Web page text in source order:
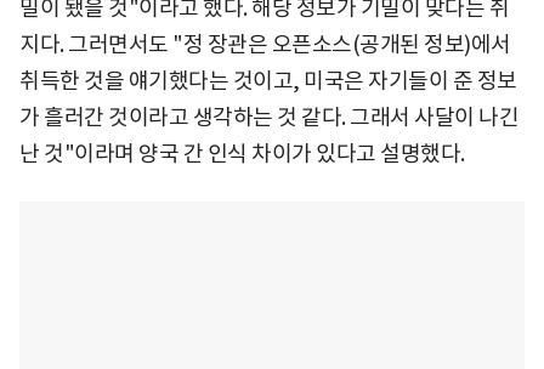
밀이 됐을 것"이라고 했다. 해당 정보가 기밀이 맞다는 취
지다. 그러면서도 "정 장관은 오픈소스(공개된 정보)에서
취득한 것을 얘기했다는 것이고, 미국은 자기들이 준 정보
가 흘러간 것이라고 생각하는 것 같다. 그래서 사달이 나긴
난 것"이라며 양국 간 인식 차이가 있다고 설명했다.